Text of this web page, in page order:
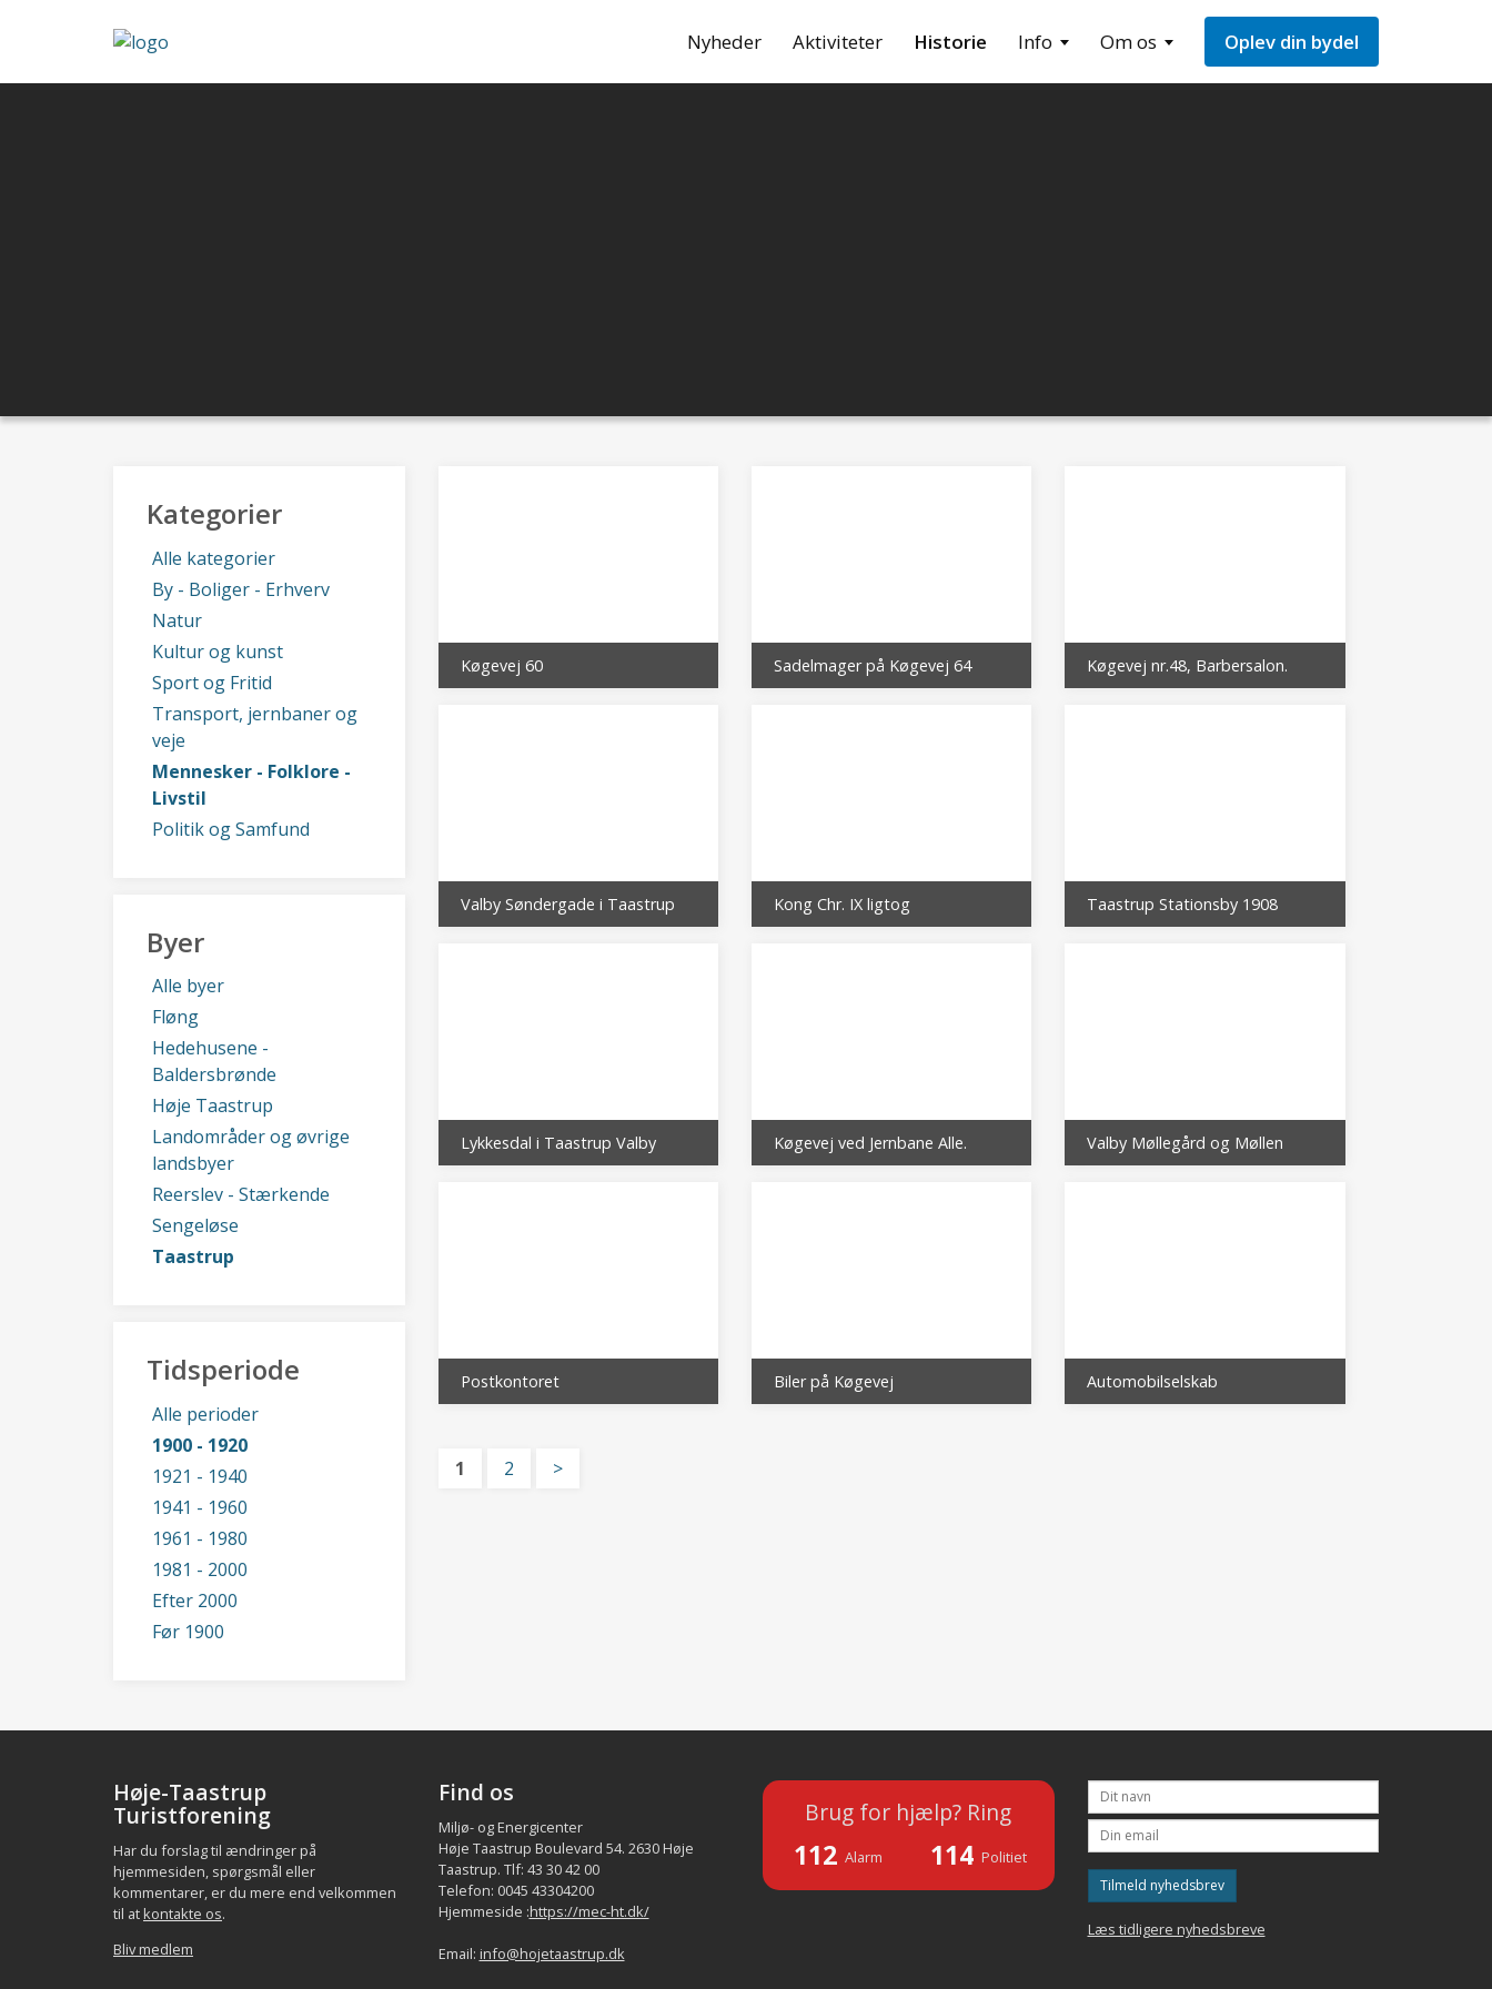
Nyheder Aktiviteter Historie Info Om os Oplev din bydel
Kategorier
Alle kategorier
By - Boliger - Erhverv
Natur
Kultur og kunst
Sport og Fritid
Transport, jernbaner og
veje
Mennesker - Folklore -
Livstil
Politik og Samfund
Byer
Alle byer
Fløng
Hedehusene -
Baldersbrønde
Høje Taastrup
Landområder og øvrige
landsbyer
Reerslev - Stærkende
Sengeløse
Taastrup
Tidsperiode
Alle perioder
1900 - 1920
1921 - 1940
1941 - 1960
1961 - 1980
1981 - 2000
Efter 2000
Før 1900
Køgevej 60 Sadelmager på Køgevej 64 Køgevej nr.48, Barbersalon.
Valby Søndergade i Taastrup Kong Chr. IX ligtog Taastrup Stationsby 1908
Lykkesdal i Taastrup Valby Køgevej ved Jernbane Alle. Valby Møllegård og Møllen
Postkontoret Biler på Køgevej Automobilselskab
1 2 >
Høje-Taastrup
Turistforening
Har du forslag til ændringer på
hjemmesiden, spørgsmål eller
kommentarer, er du mere end velkommen
til at kontakte os.
Bliv medlem
Find os
Miljø- og Energicenter
Høje Taastrup Boulevard 54. 2630 Høje
Taastrup. Tlf: 43 30 42 00
Telefon: 0045 43304200
Hjemmeside :https://mec-ht.dk/
Email: info@hojetaastrup.dk
Brug for hjælp? Ring
112 Alarm 114 Politiet
Tilmeld nyhedsbrev
Læs tidligere nyhedsbreve